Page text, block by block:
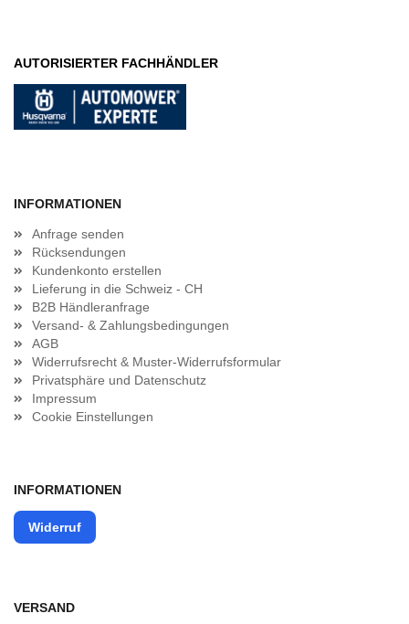
AUTORISIERTER FACHHÄNDLER
INFORMATIONEN
Anfrage senden
Rücksendungen
Kundenkonto erstellen
Lieferung in die Schweiz - CH
B2B Händleranfrage
Versand- & Zahlungsbedingungen
AGB
Widerrufsrecht & Muster-Widerrufsformular
Privatsphäre und Datenschutz
Impressum
Cookie Einstellungen
INFORMATIONEN
Widerruf
VERSAND